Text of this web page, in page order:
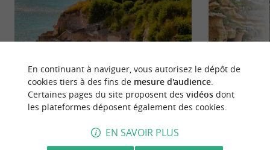
Les plus beaux spots photos de la
225 m - Meschers-sur-Gironde
Visitez une
En continuant à naviguer, vous autorisez le dépôt de
cookies tiers à des fins de mesure d'audience.
Certaines pages du site proposent des vidéosdont
les plateformes déposent également des cookies.
EN SAVOIR PLUS